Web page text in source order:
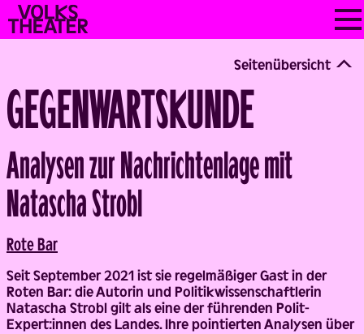
Skip
to
content
VOLKSTHEATER
WIEN
Seitenübersicht
GEGENWARTSKUNDE
Back
Analysen zur Nachrichtenlage mit
Natascha Strobl
Rote Bar
Seit September 2021 ist sie regelmäßiger Gast in der
Roten Bar: die Autorin und Politikwissenschaftlerin
Natascha Strobl gilt als eine der führenden Polit-
Expert:innen des Landes. Ihre pointierten Analysen über